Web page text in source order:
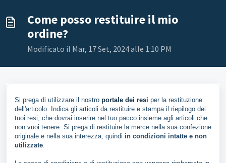
Come posso restituire il mio
ordine?
Modificato il Mar, 17 Set, 2024 alle 1:10 PM
Si prega di utilizzare il nostro portale dei resi per la restituzione
dell'articolo. Indica gli articoli da restituire e stampa il riepilogo dei
tuoi resi, che dovrai inserire nel tuo pacco insieme agli articoli che
non vuoi tenere. Si prega di restituire la merce nella sua confezione
originale e nella sua interezza, quindi in condizioni intatte e non
utilizzate.